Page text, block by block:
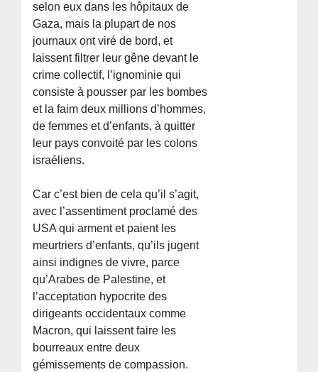
selon eux dans les hôpitaux de
Gaza, mais la plupart de nos
journaux ont viré de bord, et
laissent filtrer leur gêne devant le
crime collectif, l’ignominie qui
consiste à pousser par les bombes
et la faim deux millions d’hommes,
de femmes et d’enfants, à quitter
leur pays convoité par les colons
israéliens.
Car c’est bien de cela qu’il s’agit,
avec l’assentiment proclamé des
USA qui arment et paient les
meurtriers d’enfants, qu’ils jugent
ainsi indignes de vivre, parce
qu’Arabes de Palestine, et
l’acceptation hypocrite des
dirigeants occidentaux comme
Macron, qui laissent faire les
bourreaux entre deux
gémissements de compassion.